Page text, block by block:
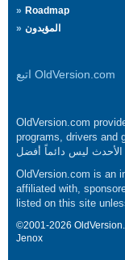
Roadmap
المؤيدون
اتبع OldVersion.com
OldVersion.com
programs, drivers and
OldVersion.com is an
affiliated with,
listed on this site
©2001-2026
Jenox